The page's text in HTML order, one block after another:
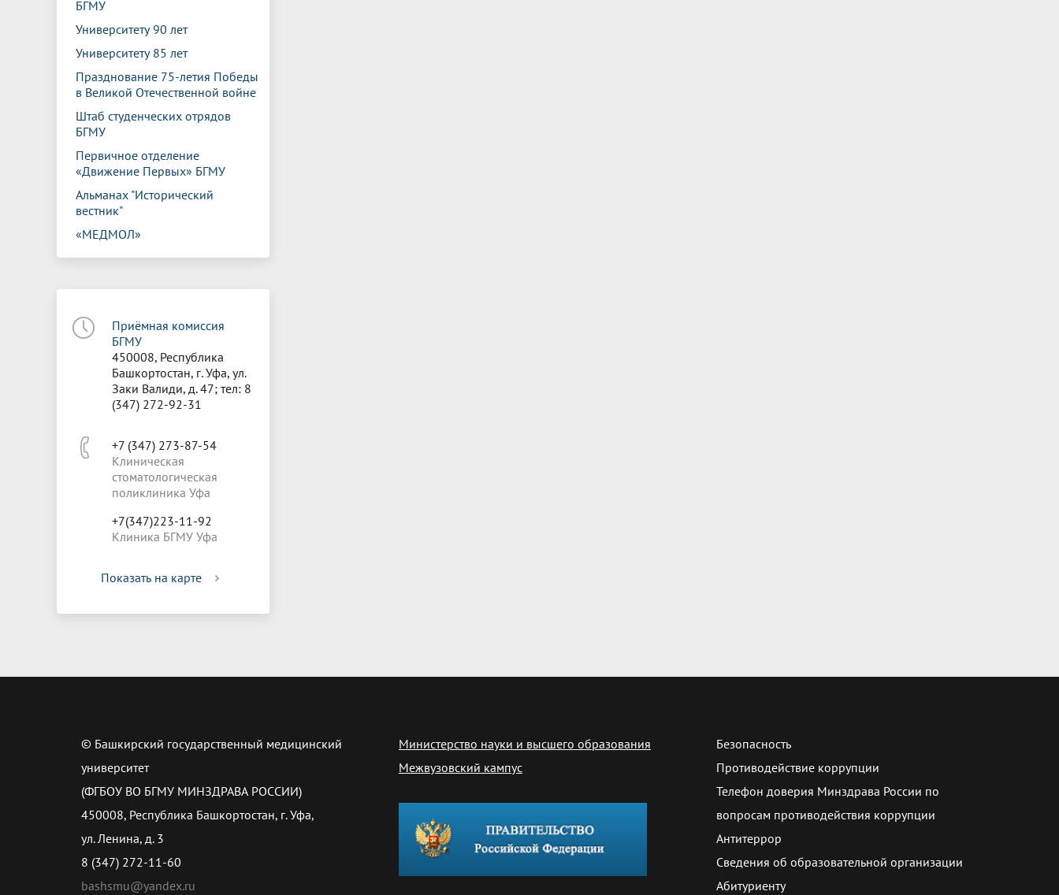
БГМУ
Университету 90 лет
Университету 85 лет
Празднование 75-летия Победы
в Великой Отечественной войне
Штаб студенческих отрядов
БГМУ
Первичное отделение
«Движение Первых» БГМУ
Альманах "Исторический
вестник"
«МЕДМОЛ»
Приёмная комиссия
БГМУ
450008, Республика
Башкортостан, г. Уфа, ул.
Заки Валиди, д. 47; тел: 8
(347) 272-92-31
+7 (347) 273-87-54
Клиническая
стоматологическая
поликлиника Уфа
+7(347)223-11-92
Клиника БГМУ Уфа
Показать на карте
© Башкирский государственный медицинский
университет
(ФГБОУ ВО БГМУ МИНЗДРАВА РОССИИ)
450008, Республика Башкортостан, г. Уфа,
ул. Ленина, д. 3
8 (347) 272-11-60
bashsmu@yandex.ru
Министерство науки и высшего образования
Межвузовский кампус
Безопасность
Противодействие коррупции
Телефон доверия Минздрава России по
вопросам противодействия коррупции
Антитеррор
Сведения об образовательной организации
Абитуриенту